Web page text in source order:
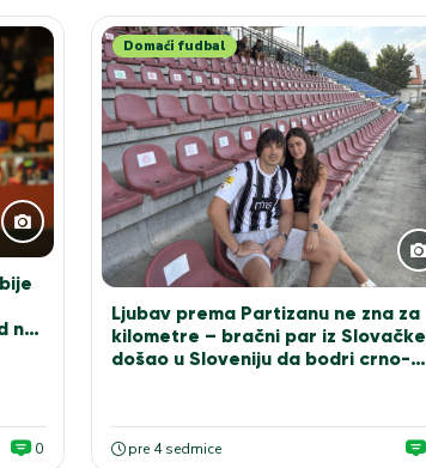
na
0
Domaći fudbal
Ljubav prema Partizanu ne zna za
kilometre – bračni par iz Slovačke
došao u Sloveniju da bodri crno-
pre 4 sedmice